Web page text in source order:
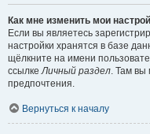
Как мне изменить мои
Если вы являетесь
настройки хранятся в базе
щёлкните на имени
ссылкеЛичный раздел. Там вы
предпочтения.
Вернуться к началу